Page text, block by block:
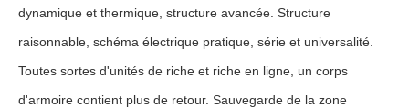
dynamique et thermique, structure avancée. Structure
raisonnable, schéma électrique pratique, série et universalité.
Toutes sortes d'unités de riche et riche en ligne, un corps
d'armoire contient plus de retour. Sauvegarde de la zone